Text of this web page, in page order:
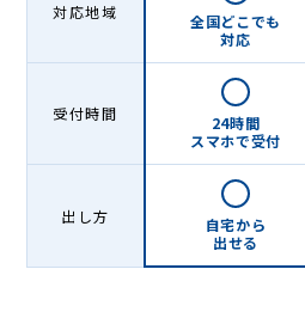
対応地域
全国どこでも
対応
受付時間
24時間
スマホで受付
出し方
自宅から
出せる